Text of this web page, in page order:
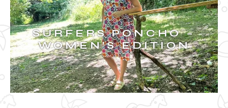
SURFERS PONCHO –
WOMEN’S EDITION